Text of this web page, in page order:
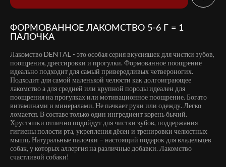
ФОРМОВАННОЕ ЛАКОМСТВО 5-6 Г = 1
ПАЛОЧКА
Лакомство DENTAL - это особая серия вкусняшек для чистки зубов,
поощрения, дрессировки и прогулки. Формованное поощрение
идеально подходит для самый привередливых четвероногих.
Подходит для самой маленькой челюсти как долгоиграющее
лакомство а для средней или крупной породы идеален для
поощрения на прогулках или мотивационное поощрение. Богато
витаминами и минералами. Не пачкает руки или одежду. Легко
ломается. В составе только один ингредиент корень бычий.
Хрустяшки отлично подойдут для чистки зубов, поддержания
гигиены полости рта, укрепления дёсен и тренировки челюстных
мышц. Натуральные палочки – настоящий подарок для владельцев
собак, у которых аллергия на различные добавки. Лакомство
счастливой собаки!